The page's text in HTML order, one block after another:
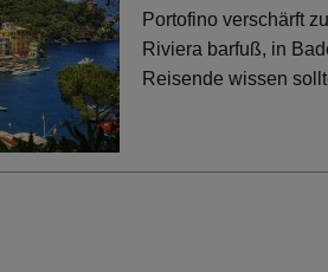
Portofino verschärft
Riviera barfuß, in
Reisende wissen